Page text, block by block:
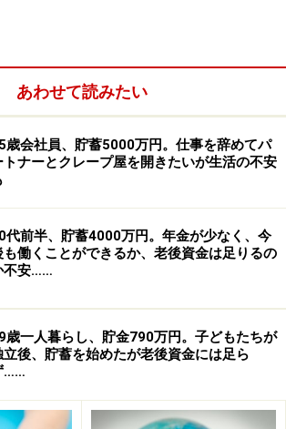
家計収支データ
補足
使いみち
電等の大きな買い物50万円
の生活費について
後は無職の兄弟と一緒に住むが、新たに
費（食費や雑費、光熱費等）負担は現
度と考えている。よって、トータルと
と変わらないとのこと。
あわせて読みたい
歳会社員、貯蓄5000万円。仕事を辞めてパ
トナーとクレープ屋を開きたいが生活の不安
代前半、貯蓄4000万円。年金が少なく、今
も働くことができるか、老後資金は足りるの
不安……
歳一人暮らし、貯金790万円。子どもたちが
立後、貯蓄を始めたが老後資金には足ら
……